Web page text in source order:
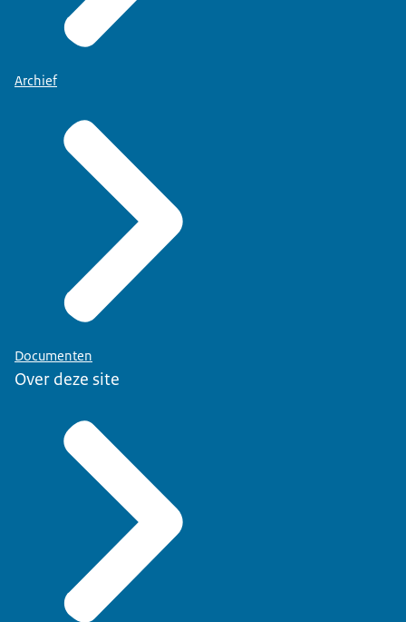
Archief
Documenten
Over deze site